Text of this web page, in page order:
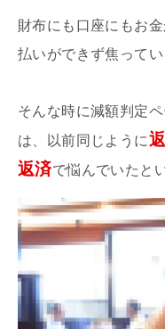
財布にも口座にもお
払いができず焦ってい
そんな時に減額判定
は、以前同じように
返済で悩んでいたと